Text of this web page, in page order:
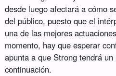
desde luego afectará a cómo
del público, puesto que el
una de las mejores
momento, hay que esperar
apunta a que Strong tendrá
continuación.